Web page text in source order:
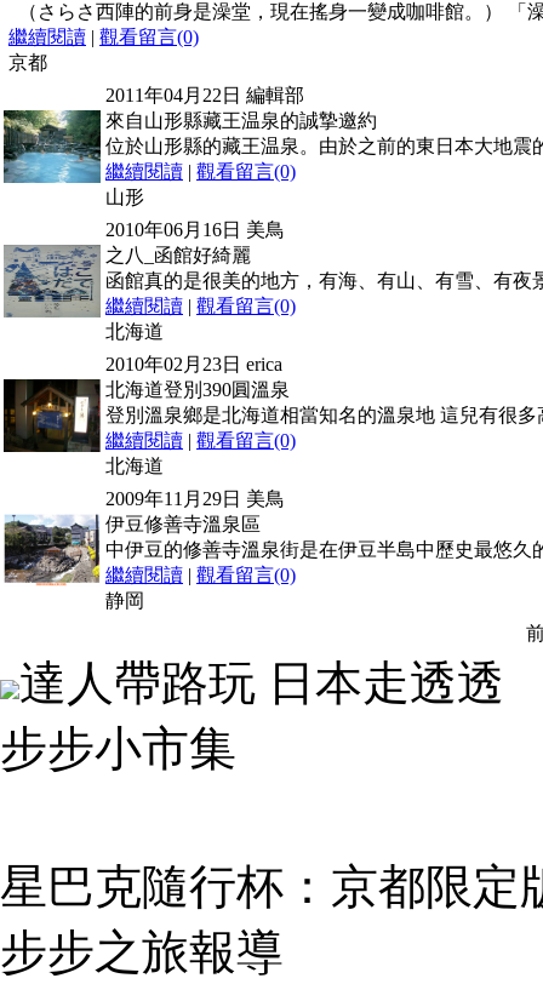
（さらさ西陣的前身是澡堂，現在搖身一變成咖啡館。） 「
繼續閱讀 | 觀看留言(0)
京都
2011年04月22日 編輯部
來自山形縣藏王温泉的誠摯邀約
位於山形縣的藏王温泉。由於之前的東日本大地
繼續閱讀 | 觀看留言(0)
山形
2010年06月16日 美鳥
之八_函館好綺麗
函館真的是很美的地方，有海、有山、有雪、有
繼續閱讀 | 觀看留言(0)
北海道
2010年02月23日 erica
北海道登別390圓溫泉
登別溫泉鄉是北海道相當知名的溫泉地 這兒有很
繼續閱讀 | 觀看留言(0)
北海道
2009年11月29日 美鳥
伊豆修善寺溫泉區
中伊豆的修善寺溫泉街是在伊豆半島中歷史最悠
繼續閱讀 | 觀看留言(0)
静岡
達人帶路玩 日本走透透
步步小市集
星巴克隨行杯：京都限定
步步之旅報導